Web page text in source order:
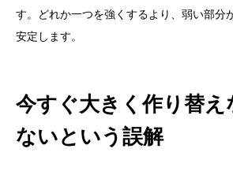
す。どれか一つを強くするより、弱い部分
安定します。
今すぐ大きく作り替え
ないという誤解